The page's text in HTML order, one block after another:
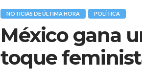
NOTICIAS DE ÚLTIMA HORA POLÍTICA
México gana
toque